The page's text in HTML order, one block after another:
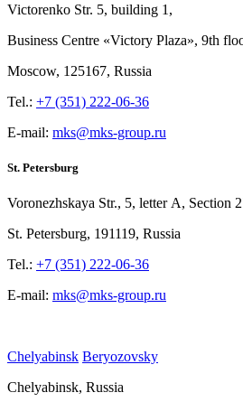
Victorenko Str. 5, building 1,
Business Centre «Victory Plaza», 9th
Moscow, 125167, Russia
Tel.: +7 (351) 222-06-36
E-mail: mks@mks-group.ru
St. Petersburg
Voronezhskaya Str., 5, letter A, Section
St. Petersburg, 191119, Russia
Tel.: +7 (351) 222-06-36
E-mail: mks@mks-group.ru
Chelyabinsk Beryozovsky
Chelyabinsk, Russia